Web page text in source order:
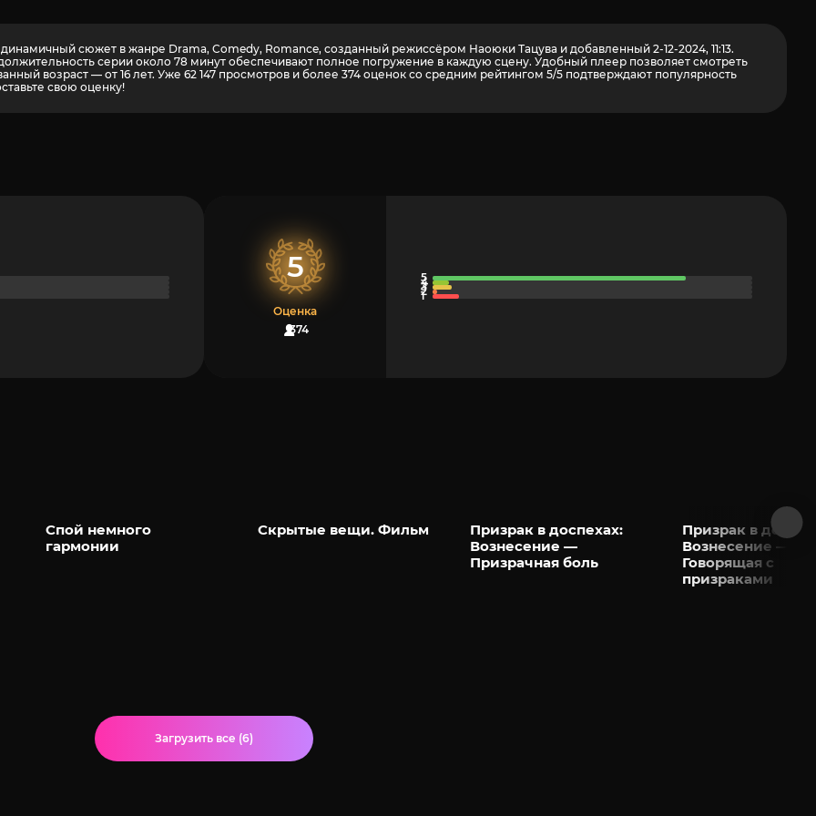
сюжет в жанре Drama, Comedy, Romance, созданный режиссёром Наоюки Тацува и добавленный 2-12-2024, 11:13.
серии около 78 минут обеспечивают полное погружение в каждую сцену. Удобный плеер позволяет смотреть
возраст — от 16 лет. Уже 62 147 просмотров и более 374 оценок со средним рейтингом 5/5 подтверждают популярность
свою оценку!
5
Оценка
374
Спой немного
гармонии
Скрытые вещи. Фильм
Призрак в доспехах:
Вознесение —
Призрачная боль
Призрак в
Вознесение —
Говорящая с
призраками
Загрузить все (6)